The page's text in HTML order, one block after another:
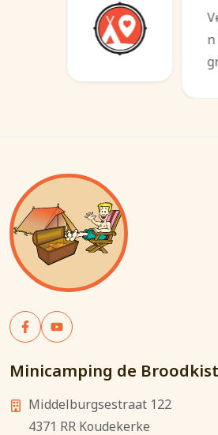
Minicamping de Broodkist
Middelburgsestraat 122
4371 RR Koudekerke